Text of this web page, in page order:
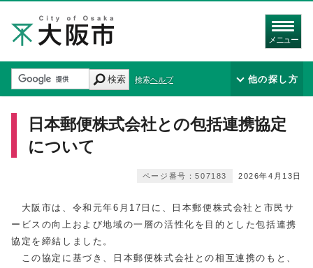
メニュー
検索 検索ヘルプ 他の探し方
日本郵便株式会社との包括連携協定
について
2026年4月13日
ページ番号：507183
大阪市は、令和元年6月17日に、日本郵便株式会社と市民サ
ービスの向上および地域の一層の活性化を目的とした包括連携
協定を締結しました。
この協定に基づき、日本郵便株式会社との相互連携のもと、